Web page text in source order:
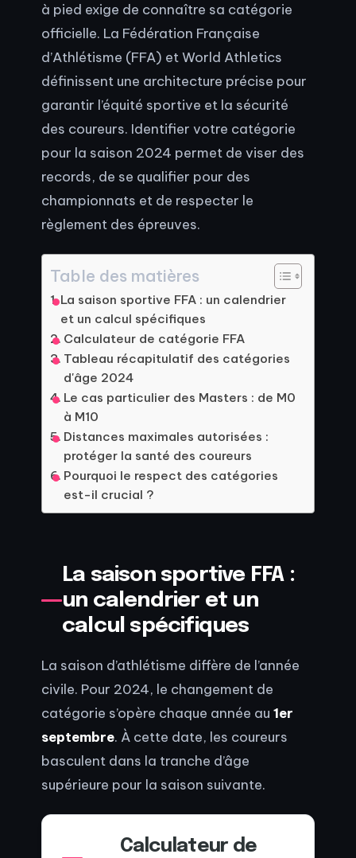
à pied exige de connaître sa catégorie
officielle. La Fédération Française
d’Athlétisme (FFA) et World Athletics
définissent une architecture précise pour
garantir l’équité sportive et la sécurité
des coureurs. Identifier votre catégorie
pour la saison 2024 permet de viser des
records, de se qualifier pour des
championnats et de respecter le
règlement des épreuves.
Table des matières
La saison sportive FFA : un calendrier
et un calcul spécifiques
Calculateur de catégorie FFA
Tableau récapitulatif des catégories
d'âge 2024
Le cas particulier des Masters : de M0
à M10
Distances maximales autorisées :
protéger la santé des coureurs
Pourquoi le respect des catégories
est-il crucial ?
La saison sportive FFA :
un calendrier et un
calcul spécifiques
La saison d’athlétisme diffère de l’année
civile. Pour 2024, le changement de
catégorie s’opère chaque année au 1er
septembre. À cette date, les coureurs
basculent dans la tranche d’âge
supérieure pour la saison suivante.
Calculateur de